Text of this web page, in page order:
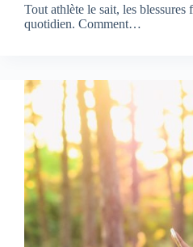
Tout athlète le sait, les blessures
quotidien. Comment…